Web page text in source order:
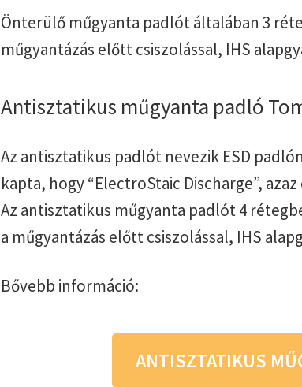
Önterülő műgyanta padlót általában 3
műgyantázás előtt csiszolással, IHS
Antisztatikus műgyanta padló
Az antisztatikus padlót nevezik ESD
kapta, hogy “ElectroStaic Discharge”,
Az antisztatikus műgyanta padlót 4
a műgyantázás előtt csiszolással, IHS
Bővebb információ:
ANTISZTATIKUS